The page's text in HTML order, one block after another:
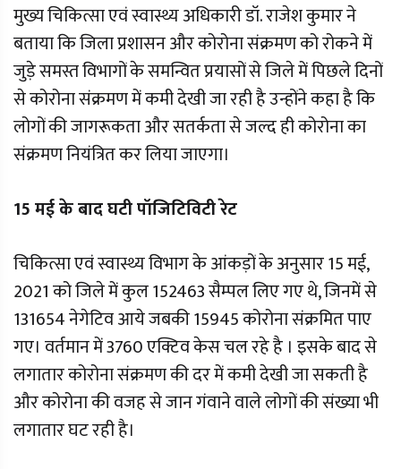
मुख्य चिकित्सा एवं स्वास्थ्य अधिकारी डॉ. राजेश कुमार ने
बताया कि जिला प्रशासन और कोरोना संक्रमण को रोकने में
जुड़े समस्त विभागों के समन्वित प्रयासों से जिले में पिछले दिनों
से कोरोना संक्रमण में कमी देखी जा रही है उन्होंने कहा है कि
लोगों की जागरूकता और सतर्कता से जल्द ही कोरोना का
संक्रमण नियंत्रित कर लिया जाएगा।
15 मई के बाद घटी पॉजिटिविटी रेट
चिकित्सा एवं स्वास्थ्य विभाग के आंकड़ों के अनुसार 15 मई,
2021 को जिले में कुल 152463 सैम्पल लिए गए थे, जिनमें से
131654 नेगेटिव आये जबकी 15945 कोरोना संक्रमित पाए
गए। वर्तमान में 3760 एक्टिव केस चल रहे है । इसके बाद से
लगातार कोरोना संक्रमण की दर में कमी देखी जा सकती है
और कोरोना की वजह से जान गंवाने वाले लोगों की संख्या भी
लगातार घट रही है।